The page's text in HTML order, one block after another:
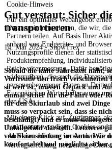
Cookie-Hinweis
Für ein optimales Webangebot
Nutzungsinformationen, die wir,
Partnern teilen. Auf Basis Ihrer
anhand von Endgeräte- und
Nutzungsprofile dienen der
Produktempfehlung,
Reichweitenmessung. Dafür
widerrufbar), die auch die
personenbezogener Daten an
Europäischen Wirtschaftsraumes
den USA.
Mit einem Klick aufZustimmen
funktionsnotwendigen Cookies und
Ablehnenklicken, verwenden wir
Vertragserfüllung notwendige
Gut verstaut: Sicher
transportieren
14. Mai 2024 - SnowTrex
Sobald die kalte Jahreszeit naht,
Vorfreude den frisch verschneiten
so weit ist, müssen Gepäck und
einmal sicher für die Fahrt oder
für den Skiurlaub sind zwei Dinge
muss so verpackt sein, dass sie
beschädigt) und es muss
Unfallgefahr darstellt. Letzteres
von Skiausrüstung im Auto. Wie
komfortabel und möglichst sicher